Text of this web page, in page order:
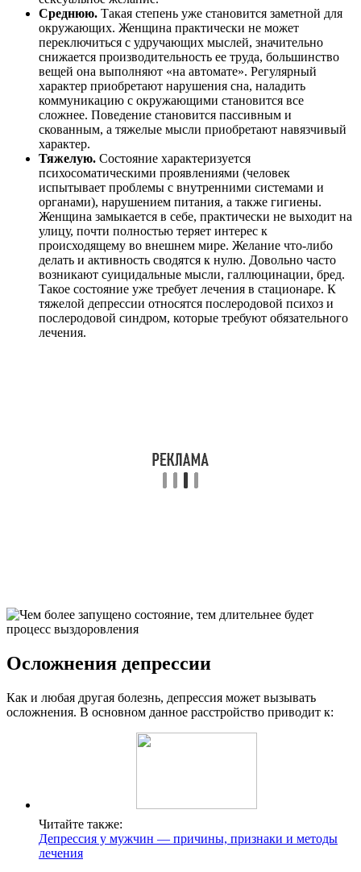
Среднюю. Такая степень уже становится заметной для
окружающих. Женщина практически не может
переключиться с удручающих мыслей, значительно
снижается производительность ее труда, большинство
вещей она выполняют «на автомате». Регулярный
характер приобретают нарушения сна, наладить
коммуникацию с окружающими становится все
сложнее. Поведение становится пассивным и
скованным, а тяжелые мысли приобретают навязчивый
характер.
Тяжелую. Состояние характеризуется
психосоматическими проявлениями (человек
испытывает проблемы с внутренними системами и
органами), нарушением питания, а также гигиены.
Женщина замыкается в себе, практически не выходит на
улицу, почти полностью теряет интерес к
происходящему во внешнем мире. Желание что-либо
делать и активность сводятся к нулю. Довольно часто
возникают суицидальные мысли, галлюцинации, бред.
Такое состояние уже требует лечения в стационаре. К
тяжелой депрессии относятся послеродовой психоз и
послеродовой синдром, которые требуют обязательного
лечения.
Осложнения депрессии
Как и любая другая болезнь, депрессия может вызывать
осложнения. В основном данное расстройство приводит к:
Читайте также:
Депрессия у мужчин — причины, признаки и методы
лечения